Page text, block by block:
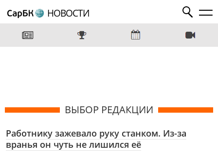
НОВОСТИ
ВЫБОР РЕДАКЦИИ
Работнику зажевало руку станком. Из-за
вранья он чуть не лишился её